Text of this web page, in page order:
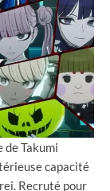
Takumi
capacité
Recruté pour